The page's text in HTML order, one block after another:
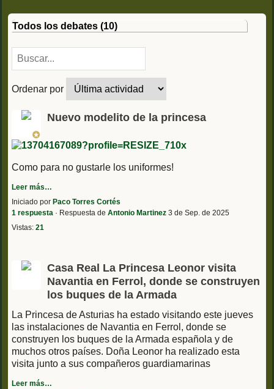
Todos los debates (10)
Ordenar por
Nuevo modelito de la princesa
Como para no gustarle los uniformes!
Leer más…
Iniciado por Paco Torres Cortés
1 respuesta · Respuesta de Antonio Martinez 3 de Sep. de 2025
Vistas: 21
Casa Real La Princesa Leonor visita
Navantia en Ferrol, donde se construyen
los buques de la Armada
La Princesa de Asturias ha estado visitando este jueves
las instalaciones de Navantia en Ferrol, donde se
construyen los buques de la Armada española y de
muchos otros países. Doña Leonor ha realizado esta
visita junto a sus compañeros guardiamarinas
Leer más…